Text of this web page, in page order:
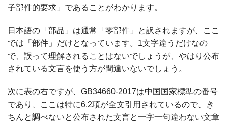
子部件的要求」であることがわかります。
日本語の「部品」は通常「零部件」と訳されますが、ここ
では「部件」だけとなっています。1文字違うだけなの
で、誤って理解されることはないでしょうが、やはり公布
されている文言を使う方が間違いないでしょう。
次に表の右ですが、GB34660-2017は中国国家標準の番号
であり、ここは特に6.2項が全文引用されているので、き
ちんと調べないと公布された文言と一字一句違わない文章